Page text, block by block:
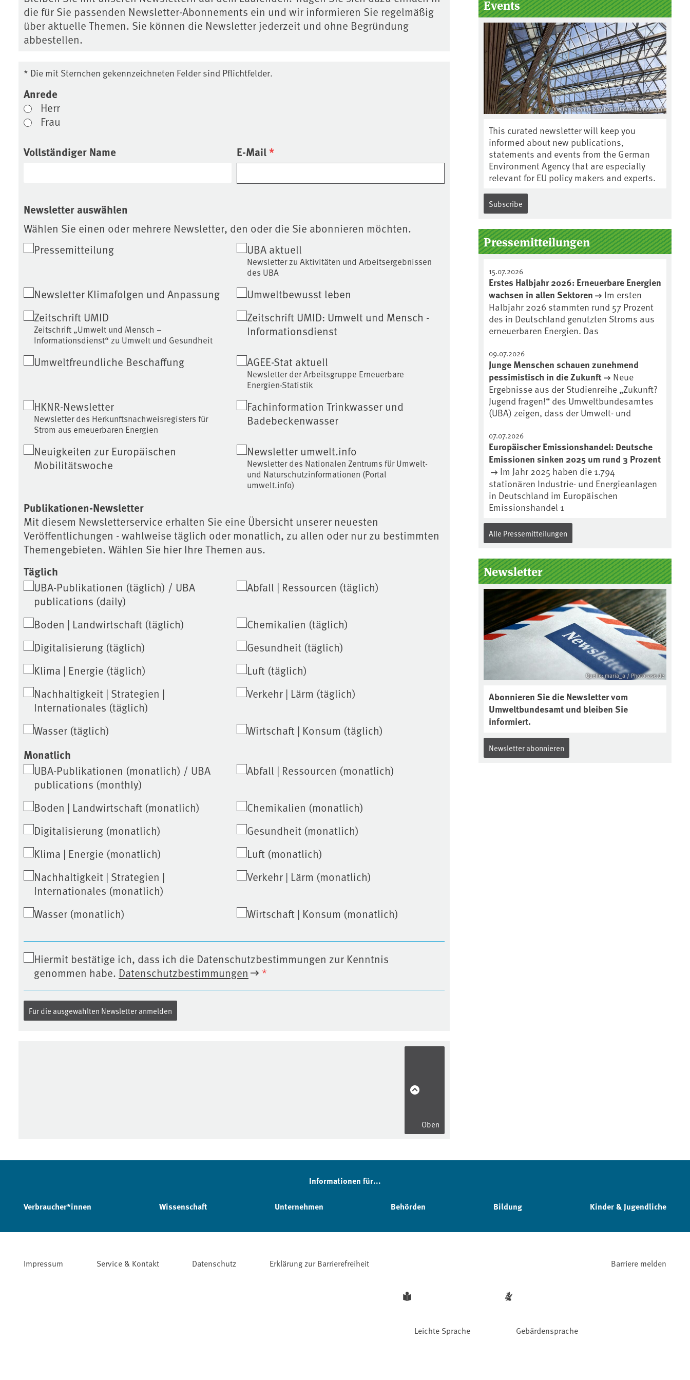
die für Sie passenden Newsletter-Abonnements ein und wir informieren Sie regelmäßig
über aktuelle Themen. Sie können die Newsletter jederzeit und ohne Begründung
abbestellen.
* Die mit Sternchen gekennzeichneten Felder sind Pflichtfelder.
Anrede
Herr
Frau
Vollständiger Name E-Mail*
Newsletter auswählen
Wählen Sie einen oder mehrere Newsletter, den oder die Sie abonnieren möchten.
Pressemitteilung
UBA aktuell
Newsletter zu Aktivitäten und Arbeitsergebnissen
des UBA
Newsletter Klimafolgen und Anpassung
Umweltbewusst leben
Zeitschrift UMID
Zeitschrift „Umwelt und Mensch –
Informationsdienst“ zu Umwelt und Gesundheit
Zeitschrift UMID: Umwelt und Mensch -
Informationsdienst
Umweltfreundliche Beschaffung AGEE-Stat aktuell
Newsletter der Arbeitsgruppe Erneuerbare
Energien-Statistik
HKNR-Newsletter
Newsletter des Herkunftsnachweisregisters für
Strom aus erneuerbaren Energien
Fachinformation Trinkwasser und
Badebeckenwasser
Neuigkeiten zur Europäischen
Mobilitätswoche
Newsletter umwelt.info
Newsletter des Nationalen Zentrums für Umwelt-
und Naturschutzinformationen (Portal
umwelt.info)
Publikationen-Newsletter
Mit diesem Newsletterservice erhalten Sie eine Übersicht unserer neuesten
Veröffentlichungen - wahlweise täglich oder monatlich, zu allen oder nur zu bestimmten
Themengebieten. Wählen Sie hier Ihre Themen aus.
Täglich
UBA-Publikationen (täglich) / UBA
publications (daily)
Abfall | Ressourcen (täglich)
Boden | Landwirtschaft (täglich)
Chemikalien (täglich)
Digitalisierung (täglich)
Gesundheit (täglich)
Klima | Energie (täglich)
Luft (täglich)
Nachhaltigkeit | Strategien |
Internationales (täglich)
Verkehr | Lärm (täglich)
Wasser (täglich) Wirtschaft | Konsum (täglich)
Monatlich
UBA-Publikationen (monatlich) / UBA
publications (monthly)
Abfall | Ressourcen (monatlich)
Boden | Landwirtschaft (monatlich)
Chemikalien (monatlich)
Digitalisierung (monatlich)
Gesundheit (monatlich)
Klima | Energie (monatlich)
Luft (monatlich)
Nachhaltigkeit | Strategien |
Internationales (monatlich)
Verkehr | Lärm (monatlich)
Wasser (monatlich) Wirtschaft | Konsum (monatlich)
Hiermit bestätige ich, dass ich die Datenschutzbestimmungen zur Kenntnis
genommen habe. Datenschutzbestimmungen *
Events
Quelle: Susanne Kambor / Umweltbundesamt
This curated newsletter will keep you
informed about new publications,
statements and events from the German
Environment Agency that are especially
relevant for EU policy makers and experts.
Subscribe
Pressemitteilungen
15.07.2026
Erstes Halbjahr 2026: Erneuerbare Energien
wachsen in allen Sektoren
Im ersten
Halbjahr 2026 stammten rund 57 Prozent
des in Deutschland genutzten Stroms aus
erneuerbaren Energien. Das
09.07.2026
Junge Menschen schauen zunehmend
pessimistisch in die Zukunft
Neue
Ergebnisse aus der Studienreihe „Zukunft?
Jugend fragen!“ des Umweltbundesamtes
(UBA) zeigen, dass der Umwelt- und
07.07.2026
Europäischer Emissionshandel: Deutsche
Emissionen sinken 2025 um rund 3 Prozent
Im Jahr 2025 haben die 1.794
stationären Industrie- und Energieanlagen
in Deutschland im Europäischen
Emissionshandel 1
Alle Pressemitteilungen
Newsletter
Quelle: maria_a / Photocase.de
Abonnieren Sie die Newsletter vom
Umweltbundesamt und bleiben Sie
informiert.
Newsletter abonnieren
Oben
Informationen für...
Verbraucher*innen Wissenschaft Unternehmen Behörden Bildung Kinder & Jugendliche
Impressum Service & Kontakt Datenschutz Erklärung zur Barrierefreiheit
Leichte Sprache Gebärdensprache
Barriere melden